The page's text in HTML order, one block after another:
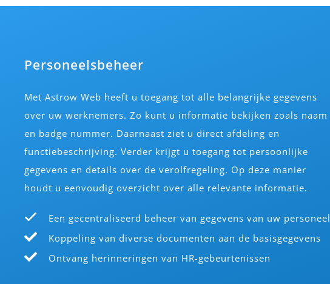
Personeelsbeheer
Met Astrow Web heeft u toegang tot alle belangrijke gegevens
over uw werknemers. Zo kunt u informatie bekijken zoals naam
en badge nummer. Daarnaast ziet u direct afdeling en
functiebeschrijving. Verder krijgt u toegang tot persoonlijke
gegevens en details over de verolfregeling. Op deze manier
houdt u eenvoudig overzicht over alle relevante informatie.
Een gecentraliseerd beheer van gegevens van uw personeel
Koppeling van diverse documenten aan de basisgegevens
Ontvang herinneringen van HR-gebeurtenissen